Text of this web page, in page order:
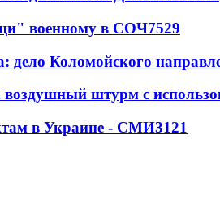
военному в СОЧ7529
дело Коломойского
штурм с
в Украине - СМИ3121